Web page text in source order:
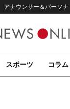
アナウンサー＆パーソナ
スポーツ コラム